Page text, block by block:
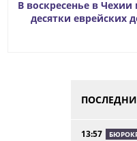
В воскресенье в
десятки еврейских
13:57